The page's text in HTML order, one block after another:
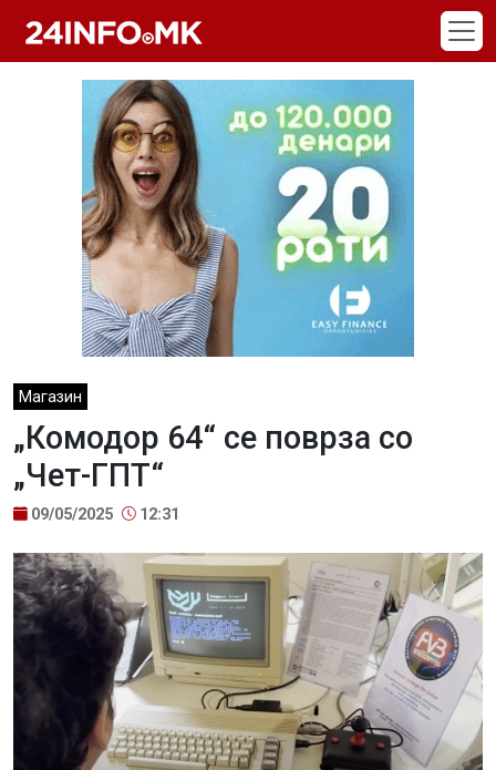
Магазин
„Комодор 64“ се поврза со
„Чет-ГПТ“
09/05/2025 12:31